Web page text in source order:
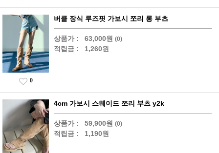
버클 장식 루즈핏 가보시 쪼리 롱 부츠
상품가 : 63,000원 (0)
적립금 : 1,260원
0
4cm 가보시 스웨이드 쪼리 부츠 y2k
상품가 : 59,900원 (0)
적립금 : 1,190원